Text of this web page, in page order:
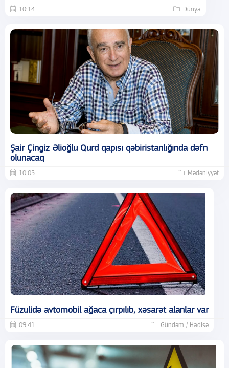
10:14 Dünya
Şair Çingiz Əlioğlu Qurd qapısı qəbiristanlığında dəfn
olunacaq
10:05 Mədəniyyət
Füzulidə avtomobil ağaca çırpılıb, xəsarət alanlar var
09:41 Gündəm / Hadisə